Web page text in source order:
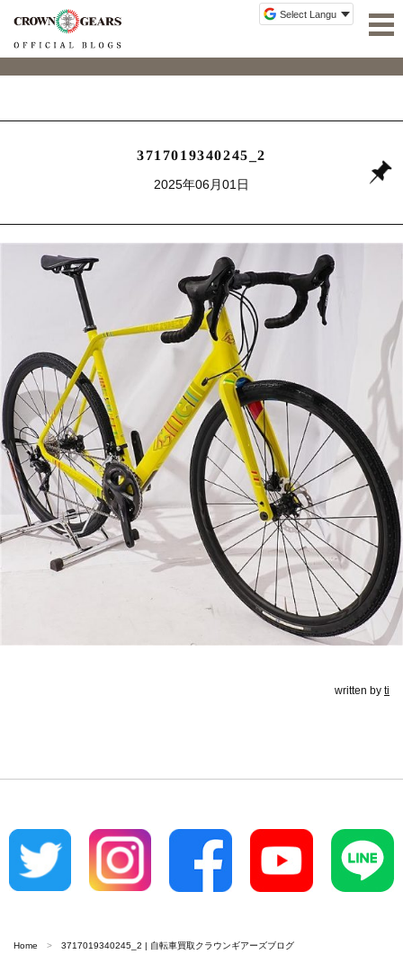
3717019340245_2
2025年06月01日
written by ti
Home 3717019340245_2 | 自転車買取クラウンギアーズブログ